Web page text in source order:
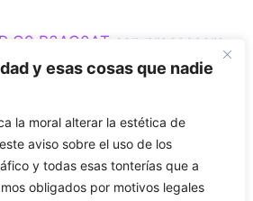
y esas cosas que nadie
la moral alterar la estética de
aviso sobre el uso de los
y todas esas tonterías que a
obligados por motivos legales
G9 B3AG0AT con processore
8 GB di RAM e 512 GB di
senza sistema operativo
0
u
€599,00
al carrello